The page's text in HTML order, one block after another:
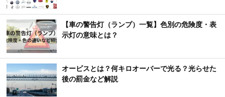
【車の警告灯（ランプ）一覧】色別の危険度・表
示灯の意味とは？
オービスとは？何キロオーバーで光る？光らせた
後の罰金など解説